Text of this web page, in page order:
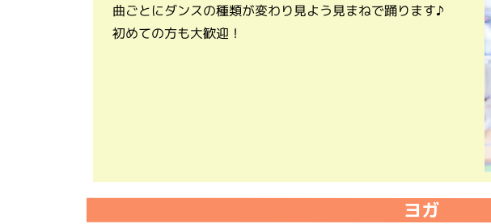
曲ごとにダンスの種類が変わり見よう見まねで踊ります♪
初めての方も大歓迎！
ヨガ